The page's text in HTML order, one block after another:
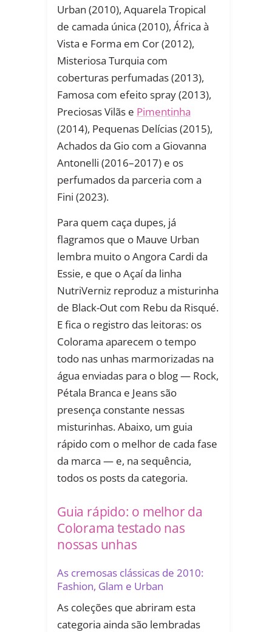
Urban (2010), Aquarela Tropical
de camada única (2010), África à
Vista e Forma em Cor (2012),
Misteriosa Turquia com
coberturas perfumadas (2013),
Famosa com efeito spray (2013),
Preciosas Vilãs e Pimentinha
(2014), Pequenas Delícias (2015),
Achados da Gio com a Giovanna
Antonelli (2016–2017) e os
perfumados da parceria com a
Fini (2023).
Para quem caça dupes, já
flagramos que o Mauve Urban
lembra muito o Angora Cardi da
Essie, e que o Açaí da linha
NutriVerniz reproduz a misturinha
de Black-Out com Rebu da Risqué.
E fica o registro das leitoras: os
Colorama aparecem o tempo
todo nas unhas marmorizadas na
água enviadas para o blog — Rock,
Pétala Branca e Jeans são
presença constante nessas
misturinhas. Abaixo, um guia
rápido com o melhor de cada fase
da marca — e, na sequência,
todos os posts da categoria.
Guia rápido: o melhor da
Colorama testado nas
nossas unhas
As cremosas clássicas de 2010:
Fashion, Glam e Urban
As coleções que abriram esta
categoria ainda são lembradas